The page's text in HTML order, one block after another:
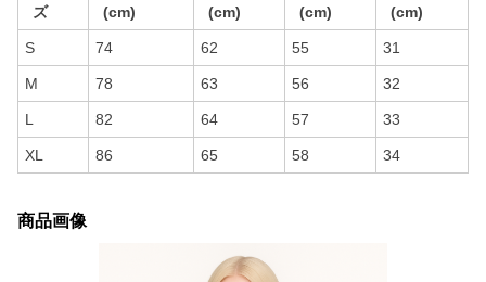
ズ
(cm)
(cm)
(cm)
(cm)
S 74 62 55 31
M 78 63 56 32
L 82 64 57 33
XL 86 65 58 34
商品画像